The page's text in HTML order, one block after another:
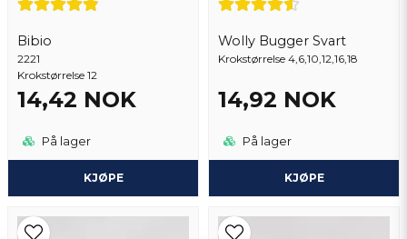
Bibio
2221
Krokstørrelse 12
14,42 NOK
På lager
KJØPE
Wolly Bugger Svart
Krokstørrelse 4,6,10,12,16,18
14,92 NOK
På lager
KJØPE
Send spørsmål